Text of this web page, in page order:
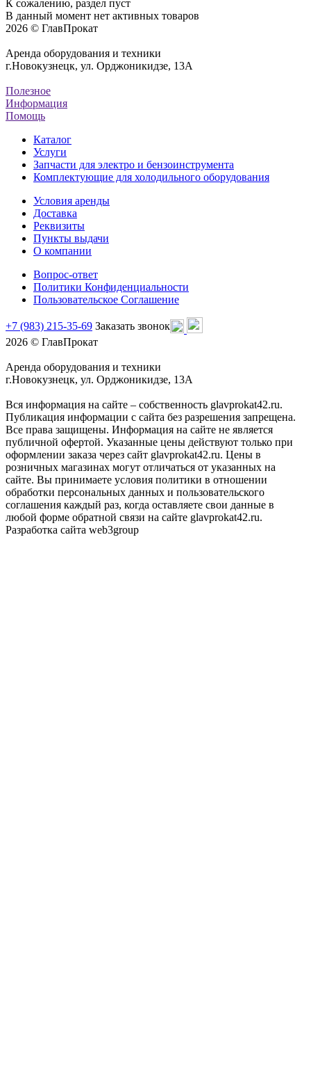
К сожалению, раздел пуст
В данный момент нет активных товаров
2026 © ГлавПрокат
Аренда оборудования и техники
г.Новокузнецк, ул. Орджоникидзе, 13А
Полезное
Информация
Помощь
Каталог
Услуги
Запчасти для электро и бензоинструмента
Комплектующие для холодильного оборудования
Условия аренды
Доставка
Реквизиты
Пункты выдачи
О компании
Вопрос-ответ
Политики Конфиденциальности
Пользовательское Соглашение
+7 (983) 215-35-69 Заказать звонок
2026 © ГлавПрокат
Аренда оборудования и техники
г.Новокузнецк, ул. Орджоникидзе, 13А
Вся информация на сайте – собственность glavprokat42.ru.
Публикация информации с сайта без разрешения запрещена.
Все права защищены. Информация на сайте не является
публичной офертой. Указанные цены действуют только при
оформлении заказа через сайт glavprokat42.ru. Цены в
розничных магазинах могут отличаться от указанных на
сайте. Вы принимаете условия политики в отношении
обработки персональных данных и пользовательского
соглашения каждый раз, когда оставляете свои данные в
любой форме обратной связи на сайте glavprokat42.ru.
Разработка сайта web3group